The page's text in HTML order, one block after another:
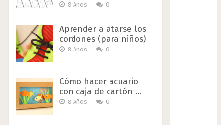
8 Años 0
Aprender a atarse los
cordones (para niños)
8 Años 0
Cómo hacer acuario
con caja de cartón …
8 Años 0